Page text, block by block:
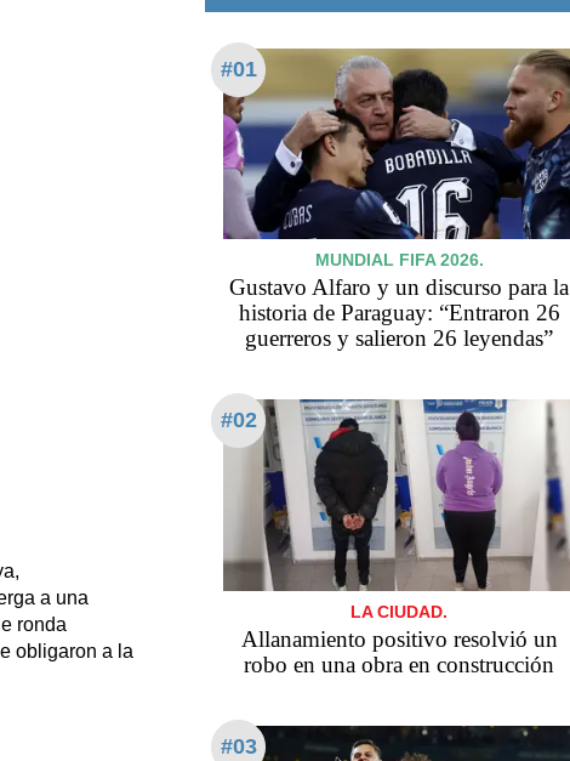
a una
ronda
obligaron a la
#01
MUNDIAL FIFA 2026.
Gustavo Alfaro y un discurso para la
historia de Paraguay: “Entraron 26
guerreros y salieron 26 leyendas”
#02
LA CIUDAD.
Allanamiento positivo resolvió un
robo en una obra en construcción
#03